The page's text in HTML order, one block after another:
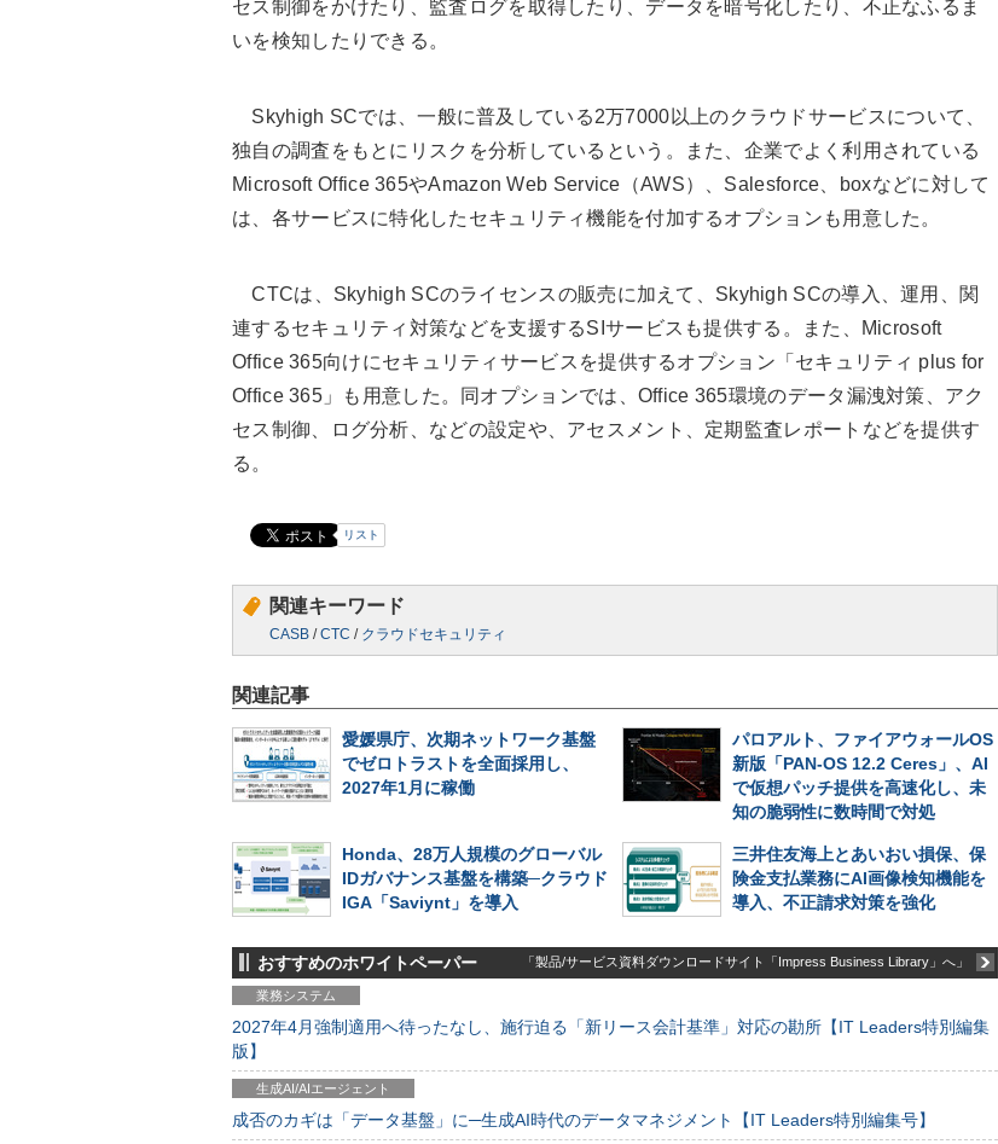
セス制御をかけたり、監査ログを取得したり、データを暗号化したり、不正なふるま
いを検知したりできる。
Skyhigh SCでは、一般に普及している2万7000以上のクラウドサービスについて、
独自の調査をもとにリスクを分析しているという。また、企業でよく利用されている
Microsoft Office 365やAmazon Web Service（AWS）、Salesforce、boxなどに対して
は、各サービスに特化したセキュリティ機能を付加するオプションも用意した。
CTCは、Skyhigh SCのライセンスの販売に加えて、Skyhigh SCの導入、運用、関
連するセキュリティ対策などを支援するSIサービスも提供する。また、Microsoft
Office 365向けにセキュリティサービスを提供するオプション「セキュリティ plus for
Office 365」も用意した。同オプションでは、Office 365環境のデータ漏洩対策、アク
セス制御、ログ分析、などの設定や、アセスメント、定期監査レポートなどを提供す
る。
リスト
関連キーワード
CASB /CTC / クラウドセキュリティ
関連記事
愛媛県庁、次期ネットワーク基盤
でゼロトラストを全面採用し、
2027年1月に稼働
パロアルト、ファイアウォールOS
新版「PAN-OS 12.2 Ceres」、AI
で仮想パッチ提供を高速化し、未
知の脆弱性に数時間で対処
Honda、28万人規模のグローバル
IDガバナンス基盤を構築─クラウド
IGA「Saviynt」を導入
三井住友海上とあいおい損保、保
険金支払業務にAI画像検知機能を
導入、不正請求対策を強化
おすすめのホワイトペーパー 「製品/サービス資料ダウンロードサイト「Impress Business Library」へ」
業務システム
2027年4月強制適用へ待ったなし、施行迫る「新リース会計基準」対応の勘所【IT Leaders特別編集
版】
生成AI/AIエージェント
成否のカギは「データ基盤」に─生成AI時代のデータマネジメント【IT Leaders特別編集号】